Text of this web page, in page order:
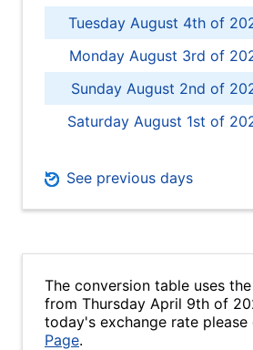
Tuesday August 4th of
Monday August 3rd of
Sunday August 2nd of
Saturday August 1st of
See previous days
The conversion table uses
from Thursday April 9th of
today's exchange rate
Page.